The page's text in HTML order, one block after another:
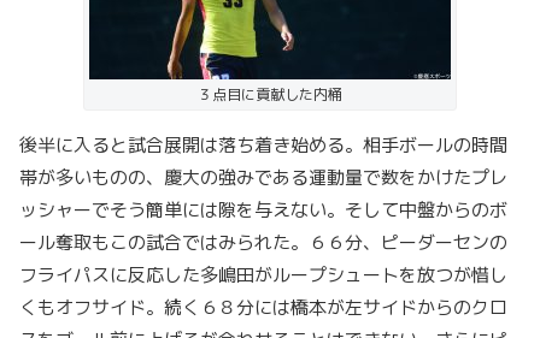
３点目に貢献した内桶
後半に入ると試合展開は落ち着き始める。相手ボールの時間
帯が多いものの、慶大の強みである運動量で数をかけたプレ
ッシャーでそう簡単には隙を与えない。そして中盤からのボ
ール奪取もこの試合ではみられた。６６分、ピーダーセンの
フライパスに反応した多嶋田がループシュートを放つが惜し
くもオフサイド。続く６８分には橋本が左サイドからのクロ